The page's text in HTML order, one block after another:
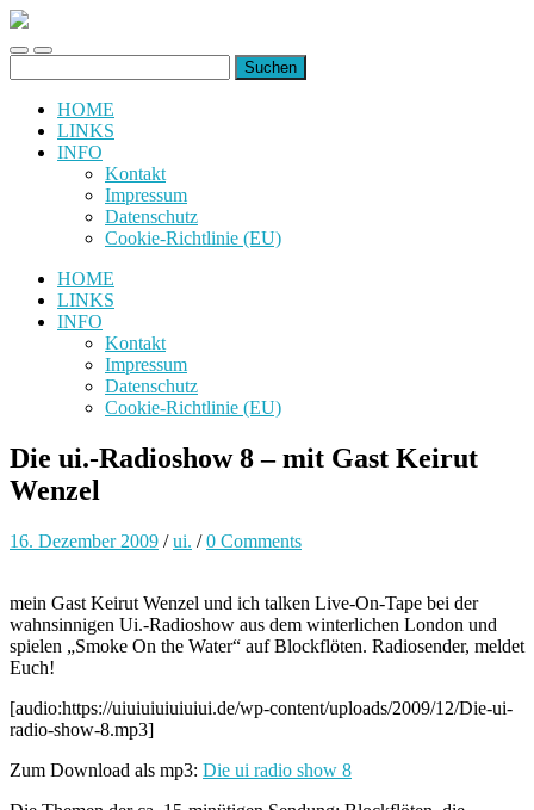
uiuiuiuiuiuiui.de
Toggle
mobile
Toggle
search
nach:
HOME
LINKS
INFO
Kontakt
Impressum
Datenschutz
Cookie-Richtlinie (EU)
HOME
LINKS
INFO
Kontakt
Impressum
Datenschutz
Cookie-Richtlinie (EU)
Die ui.-Radioshow 8 – mit Gast Keirut
Wenzel
16. Dezember 2009 /ui. /0 Comments
mein Gast Keirut Wenzel und ich talken Live-On-Tape bei der
wahnsinnigen Ui.-Radioshow aus dem winterlichen London und
spielen „Smoke On the Water“ auf Blockflöten. Radiosender, meldet
Euch!
[audio:https://uiuiuiuiuiuiui.de/wp-content/uploads/2009/12/Die-ui-
radio-show-8.mp3]
Zum Download als mp3: Die ui radio show 8